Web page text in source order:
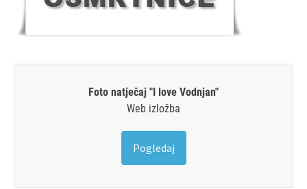
Foto natječaj "I love Vodnjan"
Web izložba
Pogledaj